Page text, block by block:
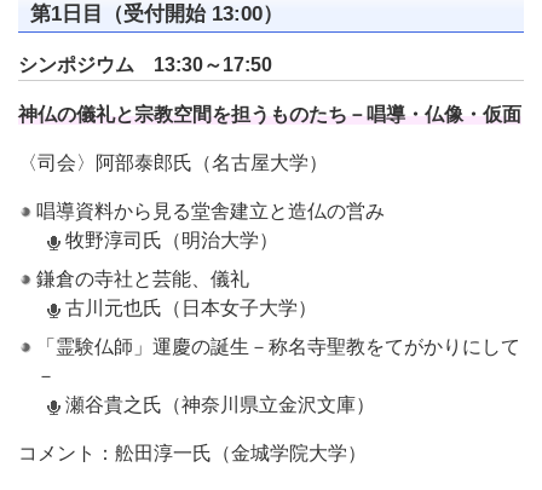
第1日目（受付開始 13:00）
シンポジウム 13:30～17:50
神仏の儀礼と宗教空間を担うものたち－唱導・仏像・仮面
〈司会〉阿部泰郎氏（名古屋大学）
唱導資料から見る堂舎建立と造仏の営み
牧野淳司氏（明治大学）
鎌倉の寺社と芸能、儀礼
古川元也氏（日本女子大学）
「霊験仏師」運慶の誕生－称名寺聖教をてがかりにして
－
瀬谷貴之氏（神奈川県立金沢文庫）
コメント：舩田淳一氏（金城学院大学）